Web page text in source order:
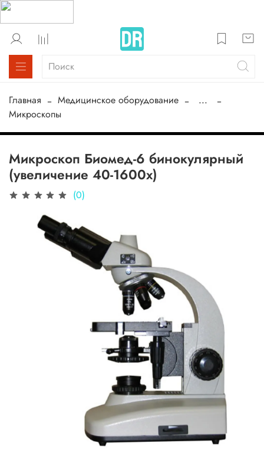
Главная Медицинское оборудование
...
Микроскопы
Микроскоп Биомед-6 бинокулярный
(увеличение 40-1600х)
(0)